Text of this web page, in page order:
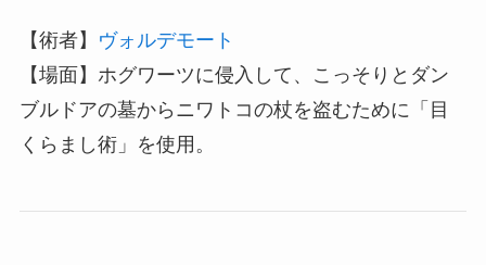
【術者】
ヴォルデモート
【場面】 ホグワーツに侵入して、こっそりとダン
ブルドアの墓からニワトコの杖を盗むために「目
くらまし術」を使用。